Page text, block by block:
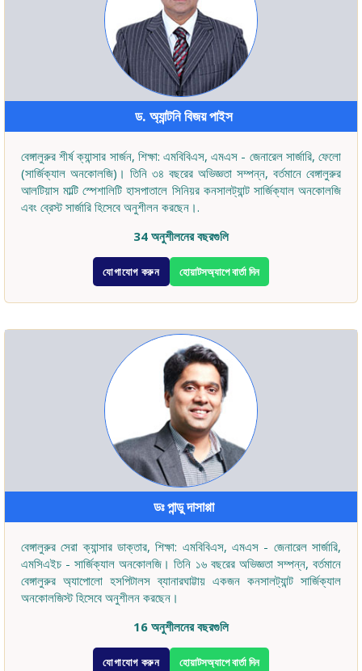
ড. অ্যান্টনি বিজয় পাইস
বেঙ্গালুরুর শীর্ষ ক্যান্সার সার্জন, শিক্ষা: এমবিবিএস, এমএস - জেনারেল সার্জারি, ফেলো
(সার্জিক্যাল অনকোলজি)। তিনি ৩৪ বছরের অভিজ্ঞতা সম্পন্ন, বর্তমানে বেঙ্গালুরুর
আলটিয়াস মাল্টি স্পেশালিটি হাসপাতালে সিনিয়র কনসালট্যান্ট সার্জিক্যাল অনকোলজি
এবং ব্রেস্ট সার্জারি হিসেবে অনুশীলন করছেন।.
34 অনুশীলনের বছরগুলি
যোগাযোগ করুন হোয়াটসঅ্যাপে বার্তা দিন
ডঃ পান্ডু দাসাপ্পা
বেঙ্গালুরুর সেরা ক্যান্সার ডাক্তার, শিক্ষা: এমবিবিএস, এমএস - জেনারেল সার্জারি,
এমসিএইচ - সার্জিক্যাল অনকোলজি। তিনি ১৬ বছরের অভিজ্ঞতা সম্পন্ন, বর্তমানে
বেঙ্গালুরুর অ্যাপোলো হসপিটালস ব্যানারঘাট্টায় একজন কনসালট্যান্ট সার্জিক্যাল
অনকোলজিস্ট হিসেবে অনুশীলন করছেন।
16 অনুশীলনের বছরগুলি
যোগাযোগ করুন হোয়াটসঅ্যাপে বার্তা দিন